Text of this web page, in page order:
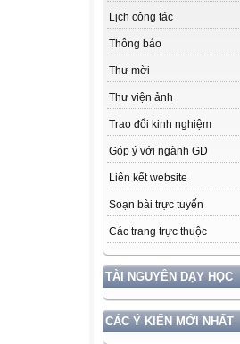
Lịch công tác
Thông báo
Thư mời
Thư viện ảnh
Trao đổi kinh nghiệm
Góp ý với ngành GD
Liên kết website
Soạn bài trực tuyến
Các trang trực thuộc
TÀI NGUYÊN DẠY HỌC
CÁC Ý KIẾN MỚI NHẤT